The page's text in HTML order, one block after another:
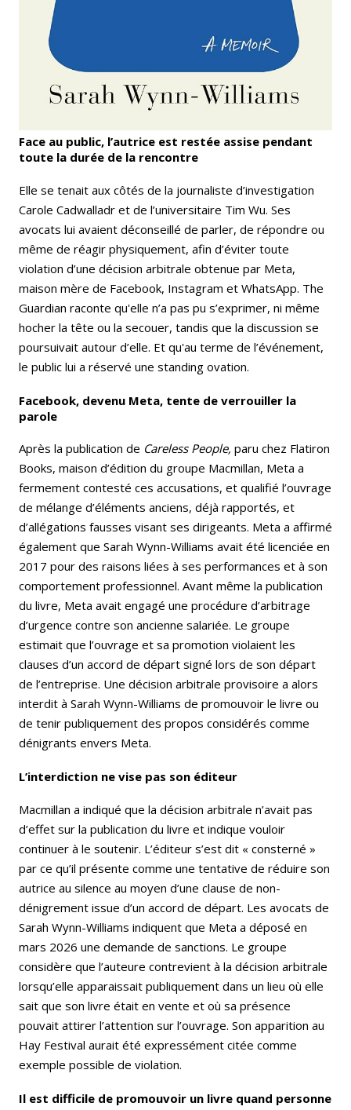
Face au public, l’autrice est restée assise pendant
toute la durée de la rencontre
Elle se tenait aux côtés de la journaliste d’investigation
Carole Cadwalladr et de l’universitaire Tim Wu. Ses
avocats lui avaient déconseillé de parler, de répondre ou
même de réagir physiquement, afin d’éviter toute
violation d’une décision arbitrale obtenue par Meta,
maison mère de Facebook, Instagram et WhatsApp. The
Guardian raconte qu'elle n’a pas pu s’exprimer, ni même
hocher la tête ou la secouer, tandis que la discussion se
poursuivait autour d’elle. Et qu'au terme de l’événement,
le public lui a réservé une standing ovation.
Facebook, devenu Meta, tente de verrouiller la
parole
Après la publication de Careless People, paru chez Flatiron
Books, maison d’édition du groupe Macmillan, Meta a
fermement contesté ces accusations, et qualifié l’ouvrage
de mélange d’éléments anciens, déjà rapportés, et
d’allégations fausses visant ses dirigeants. Meta a affirmé
également que Sarah Wynn-Williams avait été licenciée en
2017 pour des raisons liées à ses performances et à son
comportement professionnel. Avant même la publication
du livre, Meta avait engagé une procédure d’arbitrage
d’urgence contre son ancienne salariée. Le groupe
estimait que l’ouvrage et sa promotion violaient les
clauses d’un accord de départ signé lors de son départ
de l’entreprise. Une décision arbitrale provisoire a alors
interdit à Sarah Wynn-Williams de promouvoir le livre ou
de tenir publiquement des propos considérés comme
dénigrants envers Meta.
L’interdiction ne vise pas son éditeur
Macmillan a indiqué que la décision arbitrale n’avait pas
d’effet sur la publication du livre et indique vouloir
continuer à le soutenir. L’éditeur s’est dit « consterné »
par ce qu’il présente comme une tentative de réduire son
autrice au silence au moyen d’une clause de non-
dénigrement issue d’un accord de départ. Les avocats de
Sarah Wynn-Williams indiquent que Meta a déposé en
mars 2026 une demande de sanctions. Le groupe
considère que l’auteure contrevient à la décision arbitrale
lorsqu’elle apparaissait publiquement dans un lieu où elle
sait que son livre était en vente et où sa présence
pouvait attirer l’attention sur l’ouvrage. Son apparition au
Hay Festival aurait été expressément citée comme
exemple possible de violation.
Il est difficile de promouvoir un livre quand personne